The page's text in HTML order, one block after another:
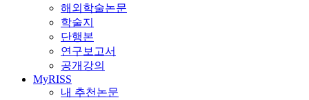
해외학술논문
학술지
단행본
연구보고서
공개강의
MyRISS
내 추천논문